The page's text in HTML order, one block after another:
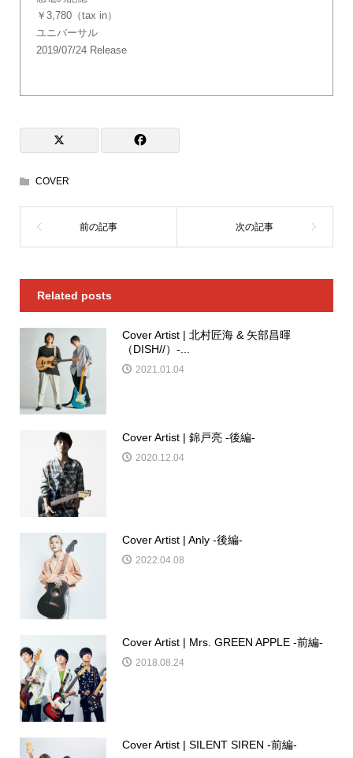
￥3,780（tax in）
ユニバーサル
2019/07/24 Release
COVER
Related posts
Cover Artist | 北村匠海 & 矢部昌暉
（DISH//）-...
2021.01.04
Cover Artist | 錦戸亮 -後編-
2020.12.04
Cover Artist | Anly -後編-
2022.04.08
Cover Artist | Mrs. GREEN APPLE -前編-
2018.08.24
Cover Artist | SILENT SIREN -前編-